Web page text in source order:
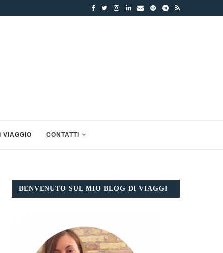
VIAGGIO CONTATTI
BENVENUTO SUL MIO BLOG DI VIAGGI